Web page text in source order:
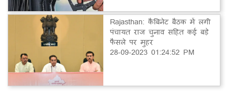
Rajasthan: कैबिनेट बैठक में लगी
पंचायत राज चुनाव सहित कई बड़े
फैसले पर मुहर
28-09-2023 01:24:52 PM